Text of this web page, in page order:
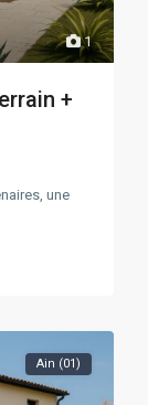
1
+
une
Ain (01)